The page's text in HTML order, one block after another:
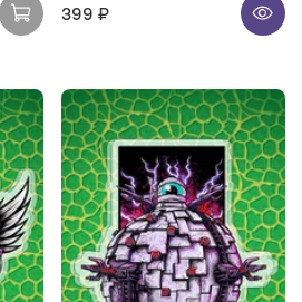
399 ₽